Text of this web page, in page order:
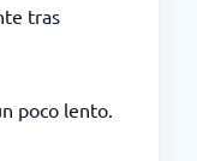
tras
poco lento.